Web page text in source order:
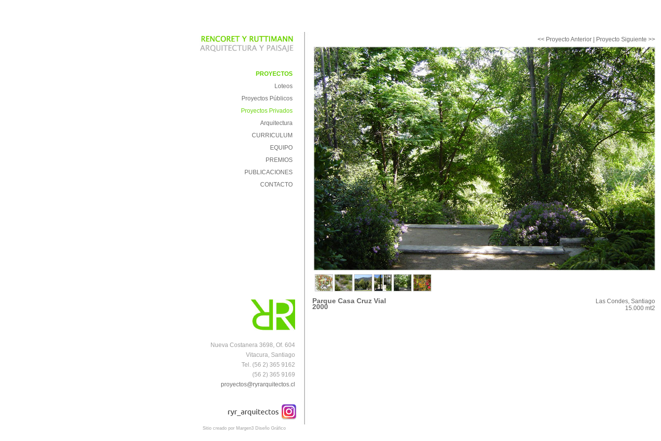
PROYECTOS
Loteos
Proyectos Públicos
Proyectos Privados
Arquitectura
CURRICULUM
EQUIPO
PREMIOS
PUBLICACIONES
CONTACTO
Nueva Costanera 3698, Of. 604
Vitacura, Santiago
Tel. (56 2) 365 9162
(56 2) 365 9169
proyectos@ryrarquitectos.cl
<< Proyecto Anterior Proyecto Siguiente >>
Parque Casa Cruz Vial
2000
Las Condes, Santiago
15.000 mt2
Sitio creado por Margen3 Diseño Gráfico